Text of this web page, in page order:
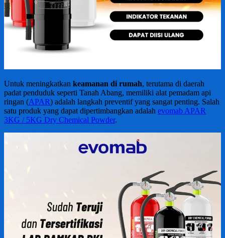
Untuk meningkatkan keamanan di rumah, terutama di daerah
padat penduduk seperti Tanah Abang, memiliki alat pemadam api
ringan (APAR) adalah langkah preventif yang sangat penting. Salah
satu produk yang dapat dipertimbangkan adalah evomab APAR
3KG / 5KG Dry Chemical Powder.